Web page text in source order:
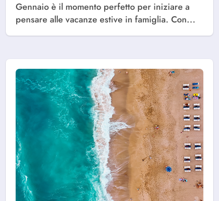
Gennaio è il momento perfetto per iniziare a
pensare alle vacanze estive in famiglia. Con...